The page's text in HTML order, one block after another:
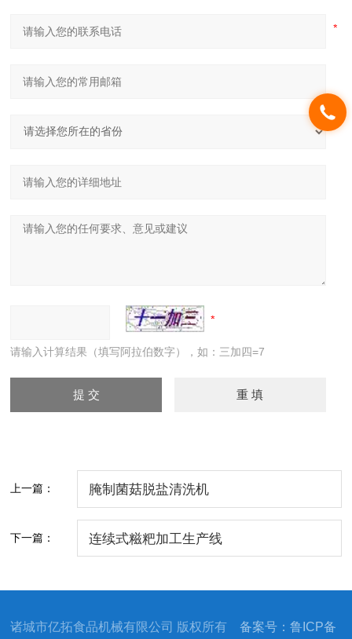
请输入计算结果（填写阿拉伯数字），如：三加四=7
上一篇： 腌制菌菇脱盐清洗机
下一篇： 连续式糍粑加工生产线
诸城市亿拓食品机械有限公司 版权所有备案号：鲁ICP备